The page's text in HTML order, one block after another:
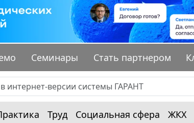
Семинары Стать партнером
Труд Социальная сфера ЖКХ